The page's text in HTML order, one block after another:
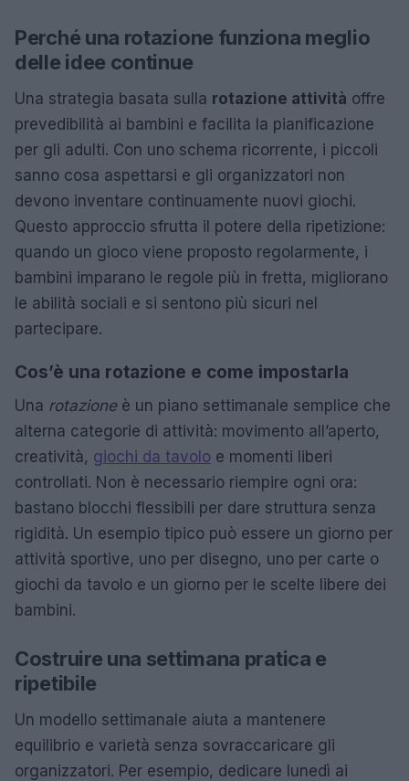
Perché una rotazione funziona meglio
delle idee continue
Una strategia basata sulla rotazione attività offre
prevedibilità ai bambini e facilita la pianificazione
per gli adulti. Con uno schema ricorrente, i piccoli
sanno cosa aspettarsi e gli organizzatori non
devono inventare continuamente nuovi giochi.
Questo approccio sfrutta il potere della ripetizione:
quando un gioco viene proposto regolarmente, i
bambini imparano le regole più in fretta, migliorano
le abilità sociali e si sentono più sicuri nel
partecipare.
Cos’è una rotazione e come impostarla
Una rotazioneè un piano settimanale semplice che
alterna categorie di attività: movimento all’aperto,
creatività, giochi da tavolo e momenti liberi
controllati. Non è necessario riempire ogni ora:
bastano blocchi flessibili per dare struttura senza
rigidità. Un esempio tipico può essere un giorno per
attività sportive, uno per disegno, uno per carte o
giochi da tavolo e un giorno per le scelte libere dei
bambini.
Costruire una settimana pratica e
ripetibile
Un modello settimanale aiuta a mantenere
equilibrio e varietà senza sovraccaricare gli
organizzatori. Per esempio, dedicare lunedì ai